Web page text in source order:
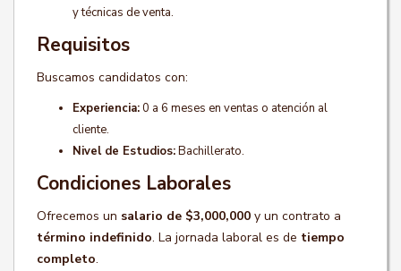
y técnicas de venta.
Requisitos
Buscamos candidatos con:
Experiencia:0 a 6 meses en ventas o atención al
cliente.
Nivel de Estudios:Bachillerato.
Condiciones Laborales
Ofrecemos un salario de $3,000,000 y un contrato a
término indefinido. La jornada laboral es de tiempo
completo.